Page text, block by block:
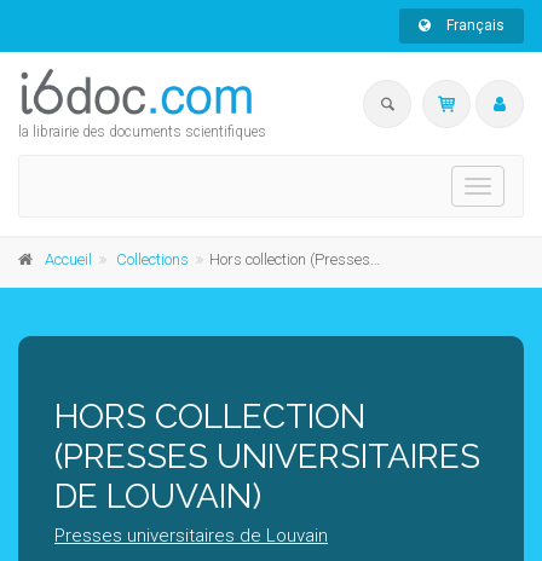
Français
la librairie des documents scientifiques
Toggle
Accueil Collections Hors collection (Presses universitaires de Louvain)
HORS COLLECTION
(PRESSES UNIVERSITAIRES
DE LOUVAIN)
Presses universitaires de Louvain